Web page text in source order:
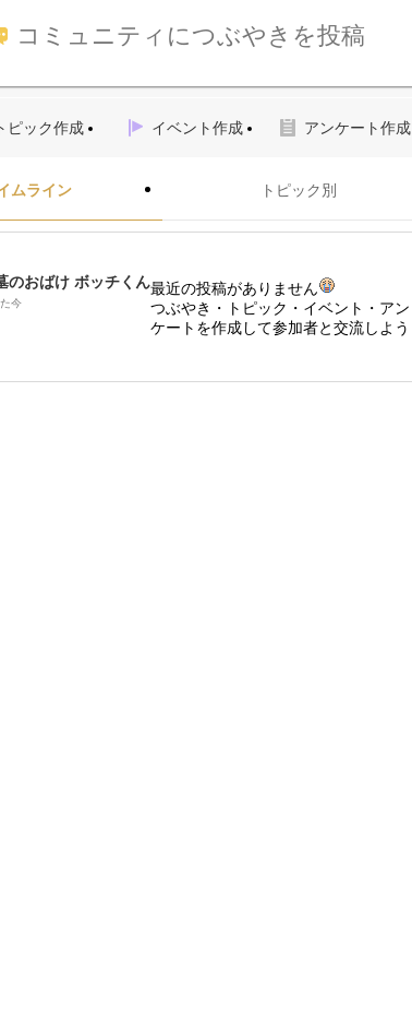
コミュニティにつぶやきを投稿
ピック作成 イベント作成 アンケート作成
ムライン トピック別
のおばけ ボッチくん
今
最近の投稿がありません
つぶやき・トピック・イベント・アン
ケートを作成して参加者と交流しよう